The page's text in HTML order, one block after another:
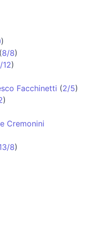
)
(8/8)
12)
Facchinetti (2/5)
)
Cremonini
8)